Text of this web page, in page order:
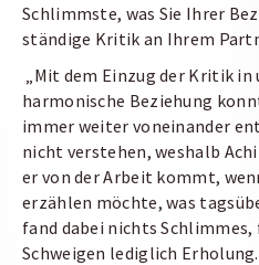
Schlimmste, was Sie Ihrer
ständige Kritik an Ihrem
„Mit dem Einzug der Kritik
harmonische Beziehung
immer weiter voneinander
nicht verstehen, weshalb
er von der Arbeit kommt,
erzählen möchte, was
fand dabei nichts
Schweigen lediglich